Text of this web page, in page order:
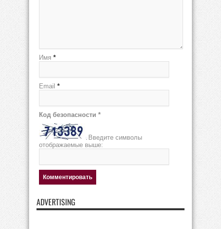
Имя *
Email *
Код безопасности *
Введите символы
отображаемые выше:
ADVERTISING